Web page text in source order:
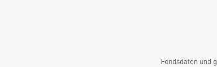
Fondsdaten und